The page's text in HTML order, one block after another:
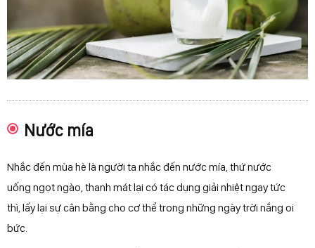
Nước mía
Nhắc đến mùa hè là người ta nhắc đến nước mía, thứ nước
uống ngọt ngào, thanh mát lại có tác dụng giải nhiệt ngay tức
thì, lấy lại sự cân bằng cho cơ thể trong những ngày trời nắng oi
bức.